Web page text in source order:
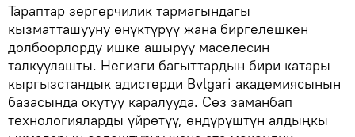
Тараптар зергерчилик тармагындагы
кызматташууну өнүктүрүү жана биргелешкен
долбоорлорду ишке ашыруу маселесин
талкуулашты. Негизги багыттардын бири катары
кыргызстандык адистерди Bvlgari академиясынын
базасында окутуу каралууда. Сөз заманбап
технологияларды үйрөтүү, өндүрүштүн алдыңкы